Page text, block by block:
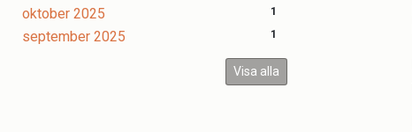
oktober 2025 1
september 2025 1
Visa alla